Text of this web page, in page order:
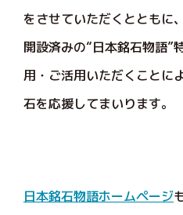
をさせていただくとともに
開設済みの“日本銘石物語”
用・ご活用いただくことに
石を応援してまいります。
日本銘石物語ホームページ